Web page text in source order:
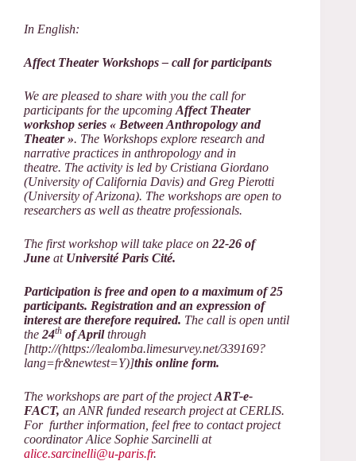
In English:
Affect Theater Workshops – call for participants
We are pleased to share with you the call for
participants for the upcoming Affect Theater
workshop series « Between Anthropology and
Theater ». The Workshops explore research and
narrative practices in anthropology and in
theatre. The activity is led by Cristiana Giordano
(University of California Davis) and Greg Pierotti
(University of Arizona). The workshops are open to
researchers as well as theatre professionals.
The first workshop will take place on 22-26 of
June at Université Paris Cité.
Participation is free and open to a maximum of 25
participants. Registration and an expression of
interest are therefore required. The call is open until
the 24th of Aprilthrough
[http://(https://lealomba.limesurvey.net/339169?
lang=fr&newtest=Y)]this online form.
The workshops are part of the projectART-e-
FACT, an ANR funded research project at CERLIS.
For further information, feel free to contact project
coordinator Alice Sophie Sarcinelli at
alice.sarcinelli@u-paris.fr.